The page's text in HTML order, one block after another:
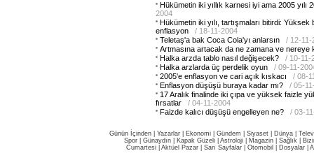
Hükümetin iki yıllık karnesi iyi ama 2005 yılı
2004
Hükümetin iki yılı, tartışmaları bitirdi:
enflasyon
/ 18-11-2004
Teletaş'a bak Coca Cola'yı anlarsın
/ 12-11-
Artmasına artacak da ne zamana ve nereye
Halka arzda tablo nasıl değişecek?
/ 10-11-
Halka arzlarda üç perdelik oyun
/ 09-11-
2005'e enflasyon ve cari açık kıskacı
/ 08-
Enflasyon düşüşü buraya kadar mı?
/ 05-
17 Aralık finalinde iki çıpa ve yüksek faizle
fırsatlar
/ 04-11-2004
Faizde kalıcı düşüşü engelleyen ne?
/ 03-
Günün İçinden Yazarlar Ekonomi Gündem Siyaset Dünya |
Spor
Günaydın Kapak Güzeli Astroloji Magazin Sağlık
Cumartesi| Aktüel Pazar| Sarı Sayfalar| Otomobil Dosyalar|